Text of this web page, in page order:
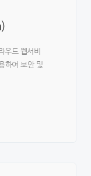
우드 웹서비
하여 보안 및